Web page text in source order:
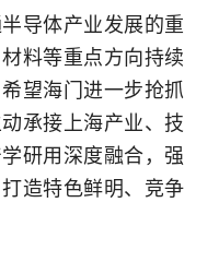
导体产业发展的重
料等重点方向持续
望海门进一步抢抓
承接上海产业、技
研用深度融合，强
造特色鲜明、竞争